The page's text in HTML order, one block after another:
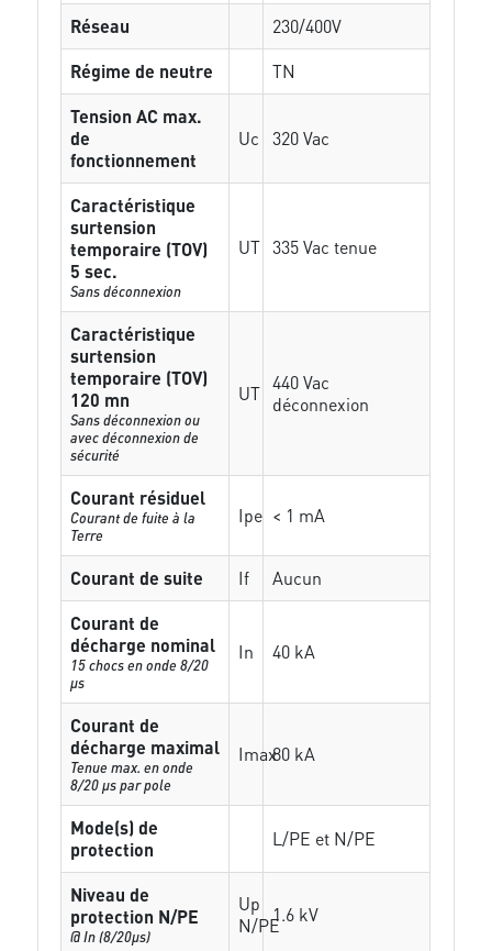
Réseau
230/400V
Régime de neutre
TN
Tension AC max.
de
fonctionnement
Uc 320 Vac
Caractéristique
surtension
temporaire (TOV)
5 sec.
Sans déconnexion
UT 335 Vac tenue
Caractéristique
surtension
temporaire (TOV)
120 mn
Sans déconnexion ou
avec déconnexion de
sécurité
UT 440 Vac
déconnexion
Courant résiduel
Courant de fuite à la
Terre
Ipe < 1 mA
Courant de suite If
Aucun
Courant de
décharge nominal
15 chocs en onde 8/20
µs
In 40 kA
Courant de
décharge maximal
Tenue max. en onde
8/20 µs par pole
Imax80 kA
Mode(s) de
protection
L/PE et N/PE
Niveau de
protection N/PE
@ In (8/20µs)
Up
N/PE1.6 kV